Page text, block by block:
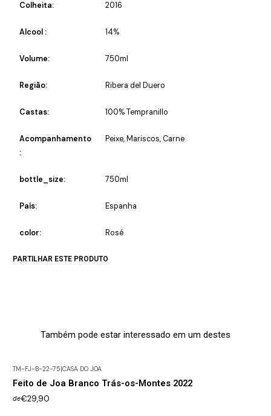
Colheita: 2016
Alcool : 14%
Volume: 750ml
Região: Ribera del Duero
Castas: 100% Tempranillo
Acompanhamento
:
Peixe, Mariscos, Carne
bottle_size: 750ml
País: Espanha
color: Rosé
PARTILHAR ESTE PRODUTO
Também pode estar interessado em um destes
TM-FJ-B-22-75|CASA DO JOA
Feito de Joa Branco Trás-os-Montes 2022
de€29,90